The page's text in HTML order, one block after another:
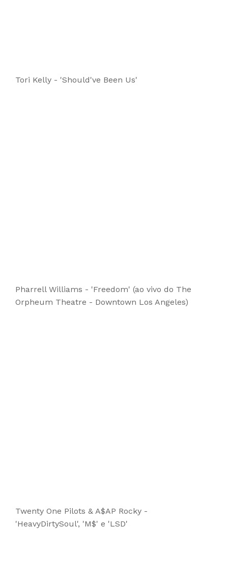
Tori Kelly - 'Should've Been Us'
Pharrell Williams - 'Freedom' (ao vivo do The
Orpheum Theatre - Downtown Los Angeles)
Twenty One Pilots & A$AP Rocky -
'HeavyDirtySoul', 'M$' e 'LSD'